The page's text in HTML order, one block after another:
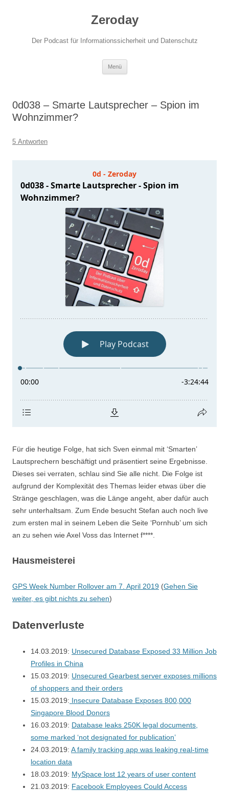
Zeroday
Der Podcast für Informationssicherheit und Datenschutz
Menü
0d038 – Smarte Lautsprecher – Spion im
Wohnzimmer?
5 Antworten
Für die heutige Folge, hat sich Sven einmal mit ‘Smarten’
Lautsprechern beschäftigt und präsentiert seine Ergebnisse.
Dieses sei verraten, schlau sind Sie alle nicht. Die Folge ist
aufgrund der Komplexität des Themas leider etwas über die
Stränge geschlagen, was die Länge angeht, aber dafür auch
sehr unterhaltsam. Zum Ende besucht Stefan auch noch live
zum ersten mal in seinem Leben die Seite ‘Pornhub’ um sich
an zu sehen wie Axel Voss das Internet f****.
Hausmeisterei
GPS Week Number Rollover am 7. April 2019 (Gehen Sie
weiter, es gibt nichts zu sehen)
Datenverluste
14.03.2019: Unsecured Database Exposed 33 Million Job
Profiles in China
15.03.2019: Unsecured Gearbest server exposes millions
of shoppers and their orders
15.03.2019: Insecure Database Exposes 800,000
Singapore Blood Donors
16.03.2019: Database leaks 250K legal documents,
some marked ‘not designated for publication’
24.03.2019: A family tracking app was leaking real-time
location data
18.03.2019: MySpace lost 12 years of user content
21.03.2019: Facebook Employees Could Access